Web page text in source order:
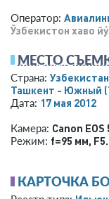
Оператор:
Ўзбекистон хаво
МЕСТО
Страна: Узбекистан
Ташкент - Южный
Дата: 17 мая 2012
Камера: Canon EOS
Режим: f=95 мм,
КАРТОЧКА